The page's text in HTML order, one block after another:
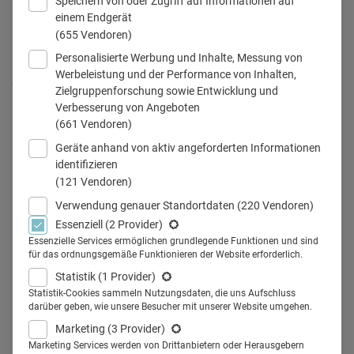
Dr. med. Johannes Wimmer ist Arzt an einem Berliner Krankenhaus,
Autor, YouTuber und TV-Arzt. Auf Health Relations berichtet er über
die Medizin von morgen.
Teilen
"Der Schmerz ist noch nicht groß
genug. Noch geht es allen gut
genug. Wir trotten in Sachen
einem Endgerät
(655 Vendoren)
Personalisierte Werbung und Inhalte, Messung von
Werbeleistung und der Performance von Inhalten,
Zielgruppenforschung sowie Entwicklung und
Verbesserung von Angeboten
(661 Vendoren)
Geräte anhand von aktiv angeforderten Informationen
identifizieren
(121 Vendoren)
Verwendung genauer Standortdaten (220 Vendoren)
Essenziell
(2 Provider)
Essenzielle Services ermöglichen grundlegende Funktionen und sind
für das ordnungsgemäße Funktionieren der Website erforderlich.
Statistik (1 Provider)
Statistik-Cookies sammeln Nutzungsdaten, die uns Aufschluss
darüber geben, wie unsere Besucher mit unserer Website umgehen.
Marketing (3 Provider)
Marketing Services werden von Drittanbietern oder Herausgebern